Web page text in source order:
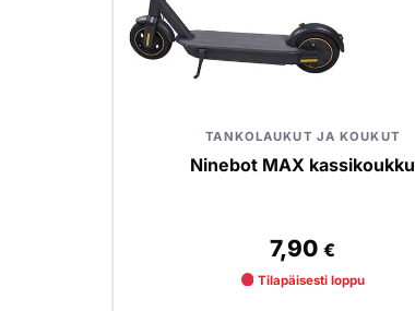
TANKOLAUKUT JA KOUKUT
Ninebot MAX kassikoukku
7,90€
Tilapäisesti loppu